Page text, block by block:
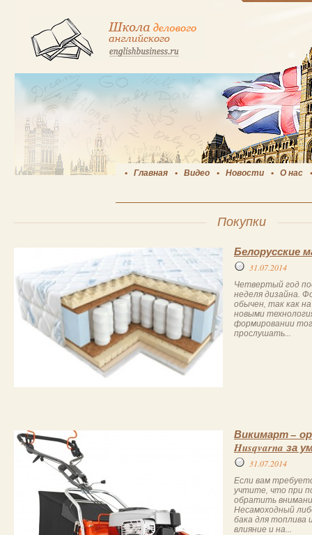
Главная Видео Новости О нас
Покупки
Белорусские
31.07.2014
Четвертый год
неделя дизайна.
обычен, так как
новыми
формировании
прослушать...
Викимарт –
Husqvarna за
31.07.2014
Если вам
учтите, что при
обратить
Несамоходный
бака для
влияние и на...